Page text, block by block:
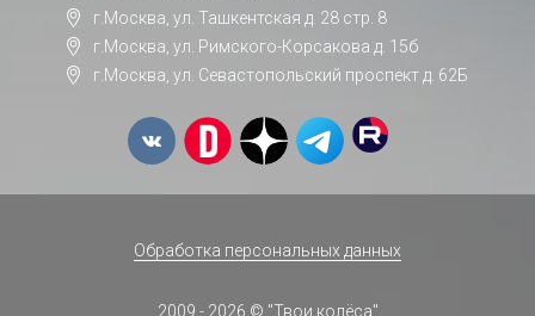
г.Москва, ул. Ташкентская д. 28 стр. 8
г.Москва, ул. Римского-Корсакова д. 15б
г.Москва, ул. Севастопольский проспект д. 62Б
2009 - 2026 © "Твои колёса"
Обработка персональных данных